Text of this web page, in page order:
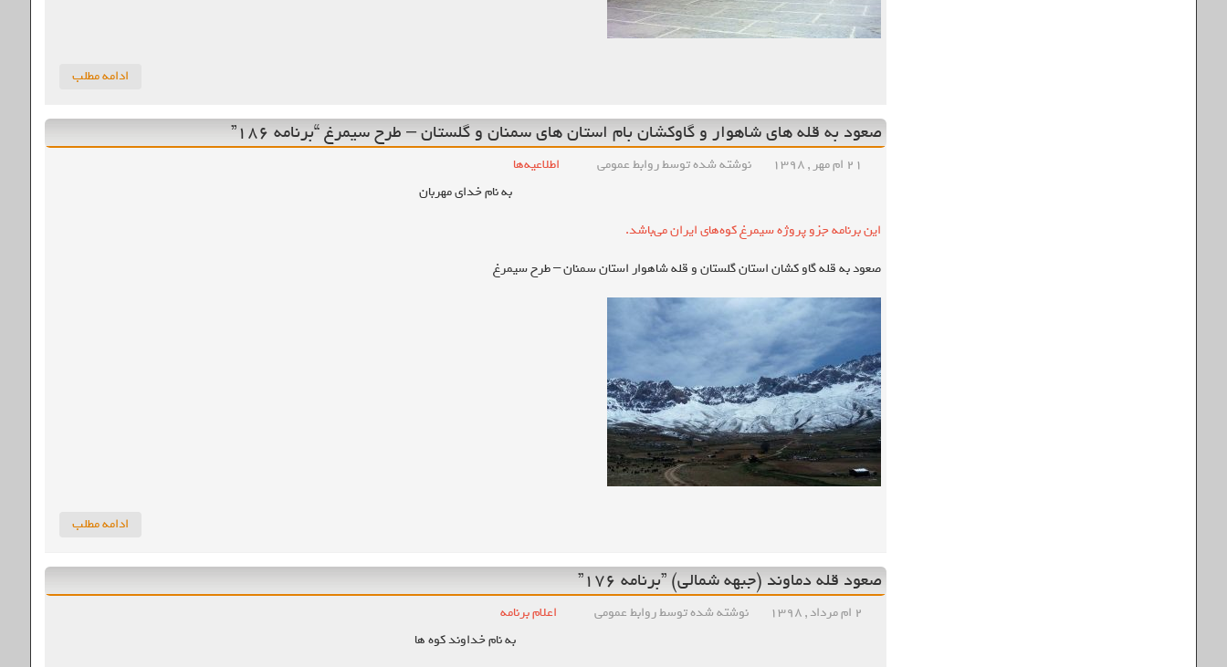
ادامه مطلب
صعود به قله های شاهوار و گاوکشان بام استان های سمنان و گلستان – طرح سیمرغ “برنامه ۱۸۶”
۲۱ ام مهر , ۱۳۹۸ نوشته شده توسط روابط عمومی
اطلاعیه‌ها
به نام خدای مهربان
این برنامه جزو پروژه سیمرغ کوه‌های ایران می‌باشد.
صعود به قله گاو کشان استان گلستان و قله شاهوار استان سمنان – طرح سیمرغ
ادامه مطلب
صعود قله دماوند (جبهه شمالی) ”برنامه ۱۷۶”
۲ ام مرداد , ۱۳۹۸ نوشته شده توسط روابط عمومی
اعلام برنامه
به نام خداوند کوه ها